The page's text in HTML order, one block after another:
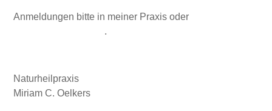
Anmeldungen bitte in meiner Praxis oder
.
Naturheilpraxis
Miriam C. Oelkers